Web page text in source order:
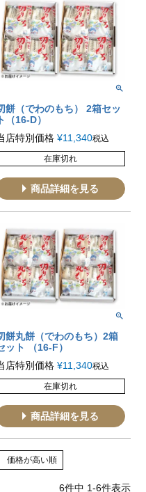
餅（でわのもち） 2箱セッ
ト（16-D）
店特別価格 ¥11,340税込
在庫切れ
商品詳細を見る
餅丸餅（でわのもち）2箱
ット （16-F）
店特別価格 ¥11,340税込
在庫切れ
商品詳細を見る
価格が高い順
6件中 1-6件表示